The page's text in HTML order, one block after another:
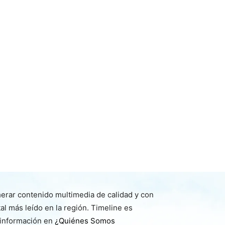
contenido multimedia de calidad y con
más leído en la región. Timeline es
en ¿Quiénes Somos